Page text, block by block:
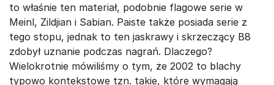
to właśnie ten materiał, podobnie flagowe serie w
Meinl, Zildjian i Sabian. Paiste także posiada serie z
tego stopu, jednak to ten jaskrawy i skrzeczący B8
zdobył uznanie podczas nagrań. Dlaczego?
Wielokrotnie mówiliśmy o tym, że 2002 to blachy
typowo kontekstowe tzn. takie, które wymagają